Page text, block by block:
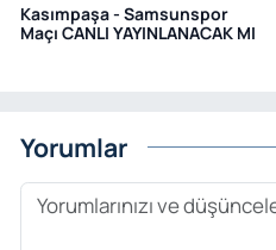
Kasımpaşa - Samsunspor
Maçı CANLI YAYINLANACAK MI
Yorumlar